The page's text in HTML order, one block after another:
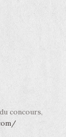
concours,